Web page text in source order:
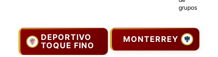
DEPORTIVO
TOQUE FINO
MONTERREY